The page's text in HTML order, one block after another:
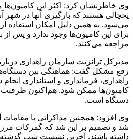
وی خاطرنشان کرد: اکثر این کامیون‌ها
یخچالی هستند که بارگیری آنها در شهر
می‌شود. به همین دلیل امکان استفاده
برای این کامیون‌ها وجود ندارد و پس از
مراجعه می‌کنند.
مدیرکل ترانزیت سازمان راهداری
رفع مشکل گفت: هماهنگی بین
راهداری، فرمانداری و استانداری
دستگاه است.
وی افزود: همچنین مذاکراتی با مقامات
شد و تصمیم بر این شد که گمرکات
داشته باشند. آخرین نشست شب گذشته